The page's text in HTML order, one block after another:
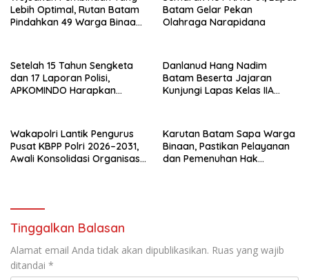
Lebih Optimal, Rutan Batam
Pindahkan 49 Warga Binaan
Batam Gelar Pekan
Olahraga Narapidana
Setelah 15 Tahun Sengketa
dan 17 Laporan Polisi,
APKOMINDO Harapkan
K/TUN/2026
Danlanud Hang Nadim
Batam Beserta Jajaran
Kunjungi Lapas Kelas IIA
Wakapolri Lantik Pengurus
Pusat KBPP Polri 2026–2031,
Awali Konsolidasi Organisasi
Karutan Batam Sapa Warga
Binaan, Pastikan Pelayanan
dan Pemenuhan Hak
Tinggalkan Balasan
Alamat email Anda tidak akan dipublikasikan. Ruas yang wajib
ditandai *